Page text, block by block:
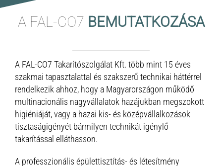
A FAL-CO7 BEMUTATKOZÁSA
A FAL-CO7 Takarítószolgálat Kft. több mint 15 éves
szakmai tapasztalattal és szakszerű technikai háttérrel
rendelkezik ahhoz, hogy a Magyarországon működő
multinacionális nagyvállalatok hazájukban megszokott
higiéniáját, vagy a hazai kis- és középvállalkozások
tisztaságigényét bármilyen technikát igénylő
takarítással elláthasson.
A professzionális épülettisztítás- és létesítmény